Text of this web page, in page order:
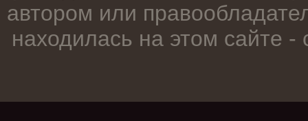
автором или
находилась на этом сайте